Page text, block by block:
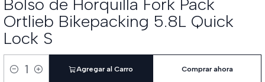
Bolso de Horquilla Fork Pack
Ortlieb Bikepacking 5.8L Quick
Lock S
Cantidad
Agregar al Carro Comprar ahora